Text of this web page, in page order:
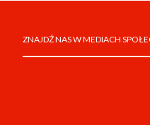
ZNAJDŹ NAS W MEDIACH